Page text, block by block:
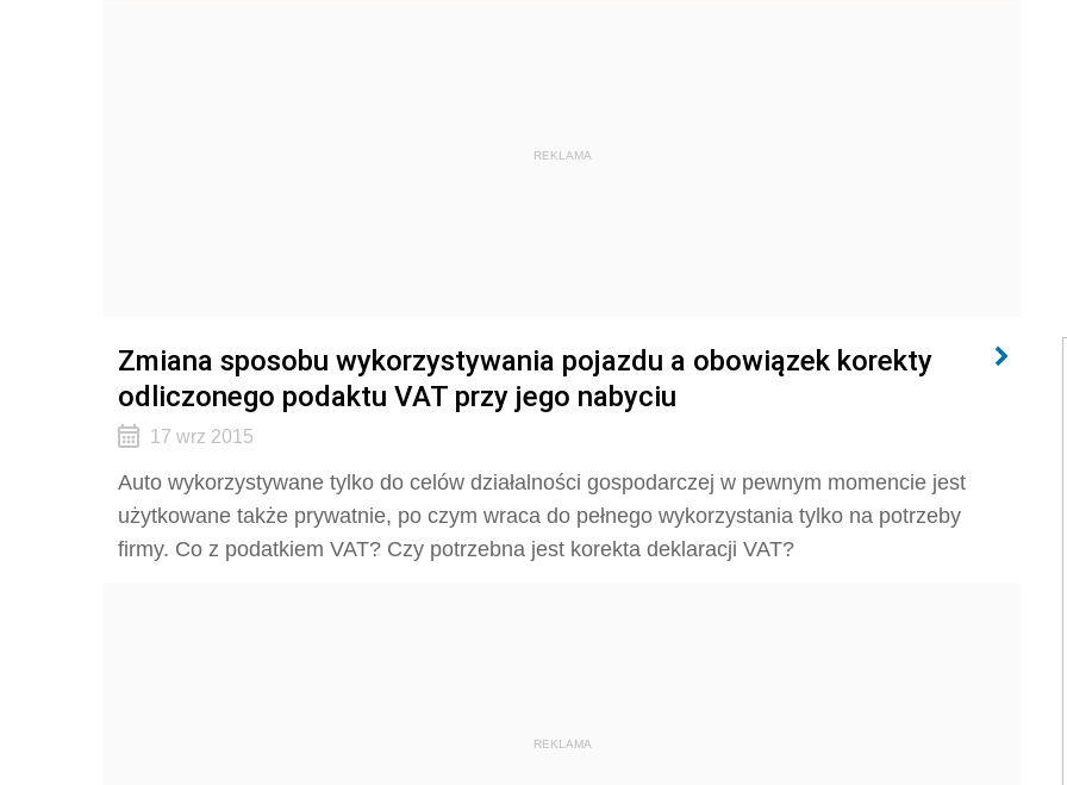
REKLAMA
Zmiana sposobu wykorzystywania pojazdu a obowiązek korekty
odliczonego podaktu VAT przy jego nabyciu
17 wrz 2015
Auto wykorzystywane tylko do celów działalności gospodarczej w pewnym momencie jest
użytkowane także prywatnie, po czym wraca do pełnego wykorzystania tylko na potrzeby
firmy. Co z podatkiem VAT? Czy potrzebna jest korekta deklaracji VAT?
REKLAMA